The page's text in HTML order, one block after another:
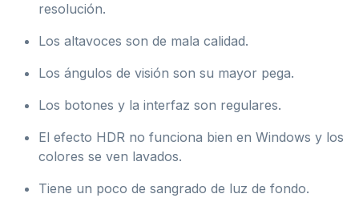
resolución.
Los altavoces son de mala calidad.
Los ángulos de visión son su mayor pega.
Los botones y la interfaz son regulares.
El efecto HDR no funciona bien en Windows y los
colores se ven lavados.
Tiene un poco de sangrado de luz de fondo.